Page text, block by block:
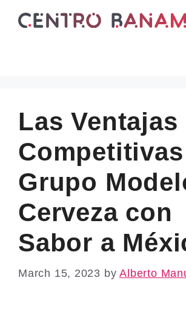
Las Ventajas
Grupo
Cerveza con
Sabor a
March 15, 2023 byAlberto